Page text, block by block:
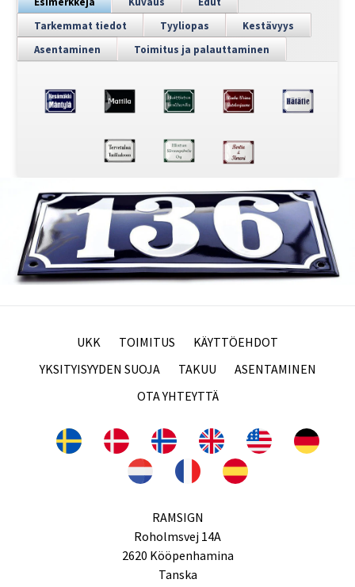
Tarkemmat tiedot
Tyyliopas
Kestävyys
Asentaminen
Toimitus ja palauttaminen
UKK TOIMITUS
KÄYTTÖEHDOT
YKSITYISYYDEN SUOJA
TAKUU
ASENTAMINEN
OTA YHTEYTTÄ
RAMSIGN
Roholmsvej 14A
2620 Kööpenhamina
Tanska